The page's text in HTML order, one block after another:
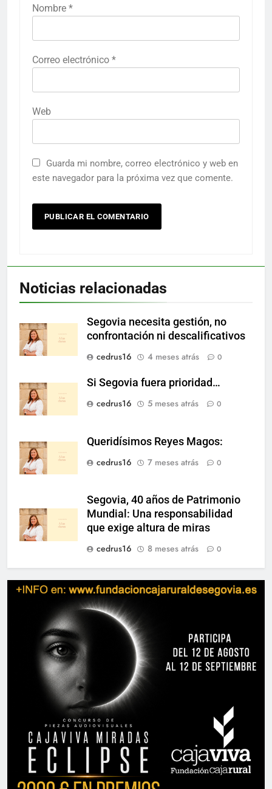
Nombre *
Correo electrónico *
Web
Guarda mi nombre, correo electrónico y web en
este navegador para la próxima vez que comente.
Noticias relacionadas
Segovia necesita gestión, no
confrontación ni descalificativos
cedrus16
4 meses atrás 0
Si Segovia fuera prioridad…
cedrus16
5 meses atrás 0
Queridísimos Reyes Magos:
cedrus16
7 meses atrás 0
Segovia, 40 años de Patrimonio
Mundial: Una responsabilidad
que exige altura de miras
cedrus16
8 meses atrás 0